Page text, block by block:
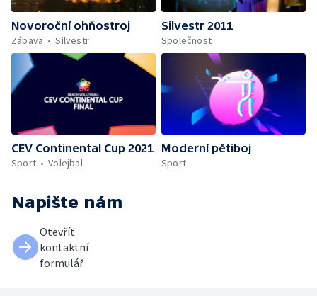
Novoroční ohňostroj
Zábava
Silvestr
Silvestr 2011
Společnost
CEV Continental Cup 2021
Sport
Volejbal
Moderní pětiboj
Sport
Napište nám
Otevřít
kontaktní
formulář